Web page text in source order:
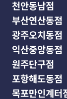
천안동남점
부산연산동점
광주오치동점
익산중앙동점
원주단구점
포항해도동점
목포만인계터